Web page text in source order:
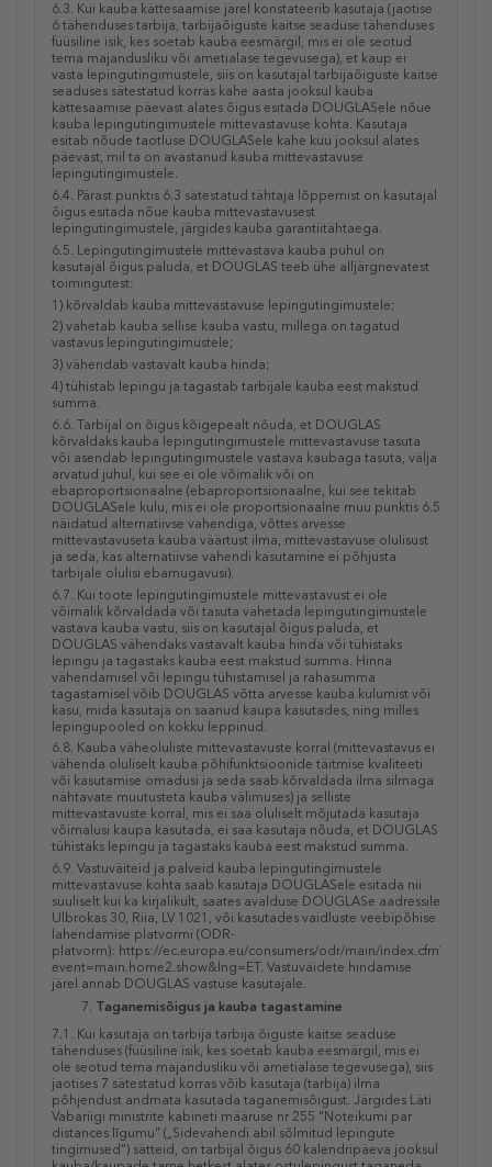
6.3. Kui kauba kättesaamise järel konstateerib kasutaja (jaotise
6 tähenduses tarbija, tarbijaõiguste kaitse seaduse tähenduses
füüsiline isik, kes soetab kauba eesmärgil, mis ei ole seotud
tema majandusliku või ametialase tegevusega), et kaup ei
vasta lepingutingimustele, siis on kasutajal tarbijaõiguste kaitse
seaduses sätestatud korras kahe aasta jooksul kauba
kättesaamise päevast alates õigus esitada DOUGLASele nõue
kauba lepingutingimustele mittevastavuse kohta. Kasutaja
esitab nõude taotluse DOUGLASele kahe kuu jooksul alates
päevast, mil ta on avastanud kauba mittevastavuse
lepingutingimustele.
6.4. Pärast punktis 6.3 sätestatud tähtaja lõppemist on kasutajal
õigus esitada nõue kauba mittevastavusest
lepingutingimustele, järgides kauba garantiitähtaega.
6.5. Lepingutingimustele mittevastava kauba puhul on
kasutajal õigus paluda, et DOUGLAS teeb ühe alljärgnevatest
toimingutest:
1) kõrvaldab kauba mittevastavuse lepingutingimustele;
2) vahetab kauba sellise kauba vastu, millega on tagatud
vastavus lepingutingimustele;
3) vähendab vastavalt kauba hinda;
4) tühistab lepingu ja tagastab tarbijale kauba eest makstud
summa.
6.6. Tarbijal on õigus kõigepealt nõuda, et DOUGLAS
kõrvaldaks kauba lepingutingimustele mittevastavuse tasuta
või asendab lepingutingimustele vastava kaubaga tasuta, välja
arvatud juhul, kui see ei ole võimalik või on
ebaproportsionaalne (ebaproportsionaalne, kui see tekitab
DOUGLASele kulu, mis ei ole proportsionaalne muu punktis 6.5
näidatud alternatiivse vahendiga, võttes arvesse
mittevastavuseta kauba väärtust ilma, mittevastavuse olulisust
ja seda, kas alternatiivse vahendi kasutamine ei põhjusta
tarbijale olulisi ebamugavusi).
6.7. Kui toote lepingutingimustele mittevastavust ei ole
võimalik kõrvaldada või tasuta vahetada lepingutingimustele
vastava kauba vastu, siis on kasutajal õigus paluda, et
DOUGLAS vähendaks vastavalt kauba hinda või tühistaks
lepingu ja tagastaks kauba eest makstud summa. Hinna
vähendamisel või lepingu tühistamisel ja rahasumma
tagastamisel võib DOUGLAS võtta arvesse kauba kulumist või
kasu, mida kasutaja on saanud kaupa kasutades, ning milles
lepingupooled on kokku leppinud.
6.8. Kauba väheoluliste mittevastavuste korral (mittevastavus ei
vähenda oluliselt kauba põhifunktsioonide täitmise kvaliteeti
või kasutamise omadusi ja seda saab kõrvaldada ilma silmaga
nähtavate muutusteta kauba välimuses) ja selliste
mittevastavuste korral, mis ei saa oluliselt mõjutada kasutaja
võimalusi kaupa kasutada, ei saa kasutaja nõuda, et DOUGLAS
tühistaks lepingu ja tagastaks kauba eest makstud summa.
6.9. Vastuväiteid ja palveid kauba lepingutingimustele
mittevastavuse kohta saab kasutaja DOUGLASele esitada nii
suuliselt kui ka kirjalikult, saates avalduse DOUGLASe aadressile
Ulbrokas 30, Riia, LV 1021, või kasutades vaidluste veebipõhise
lahendamise platvormi (ODR-
platvorm): https://ec.europa.eu/consumers/odr/main/index.cfm?
event=main.home2.show&lng=ET. Vastuväidete hindamise
järel annab DOUGLAS vastuse kasutajale.
Taganemisõigus ja kauba tagastamine
7.1. Kui kasutaja on tarbija tarbija õiguste kaitse seaduse
tähenduses (füüsiline isik, kes soetab kauba eesmärgil, mis ei
ole seotud tema majandusliku või ametialase tegevusega), siis
jaotises 7 sätestatud korras võib kasutaja (tarbija) ilma
põhjendust andmata kasutada taganemisõigust. Järgides Läti
Vabariigi ministrite kabineti määruse nr 255 "Noteikumi par
distances līgumu" („Sidevahendi abil sõlmitud lepingute
tingimused“) sätteid, on tarbijal õigus 60 kalendripäeva jooksul